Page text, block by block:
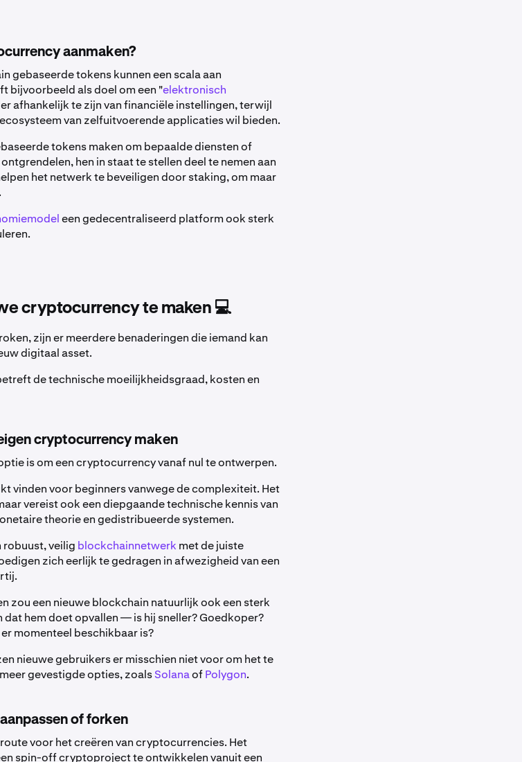
aanmaken?
gebaseerde tokens kunnen een scala aan
bijvoorbeeld als doel om een "elektronisch
afhankelijk te zijn van financiële instellingen, terwijl
van zelfuitvoerende applicaties wil bieden.
tokens maken om bepaalde diensten of
hen in staat te stellen deel te nemen aan
het netwerk te beveiligen door staking, om maar
een gedecentraliseerd platform ook sterk
cryptocurrency te maken 💻
zijn er meerdere benaderingen die iemand kan
digitaal asset.
de technische moeilijkheidsgraad, kosten en
cryptocurrency maken
is om een cryptocurrency vanaf nul te ontwerpen.
vinden voor beginners vanwege de complexiteit. Het
vereist ook een diepgaande technische kennis van
theorie en gedistribueerde systemen.
robuust, veilig blockchainnetwerk met de juiste
zich eerlijk te gedragen in afwezigheid van een
zou een nieuwe blockchain natuurlijk ook een sterk
hem doet opvallen — is hij sneller? Goedkoper?
momenteel beschikbaar is?
nieuwe gebruikers er misschien niet voor om het te
gevestigde opties, zoalsSolanaofPolygon.
of forken
voor het creëren van cryptocurrencies. Het
spin-off cryptoproject te ontwikkelen vanuit een